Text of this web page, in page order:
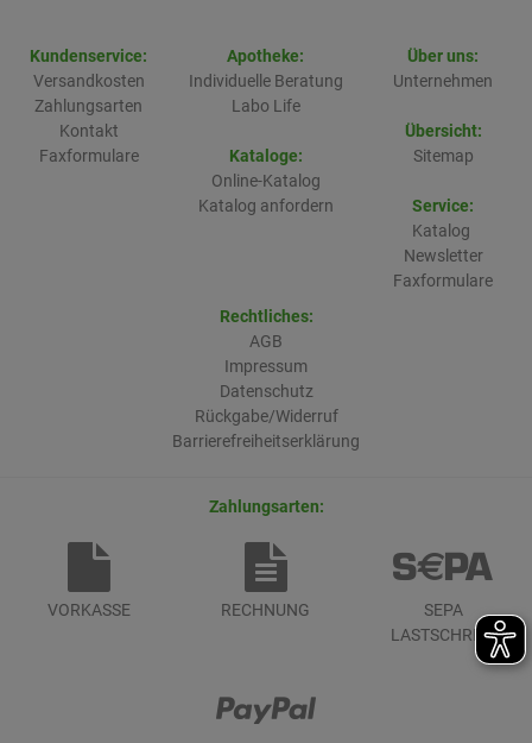
Kundenservice:
Versandkosten
Zahlungsarten
Kontakt
Faxformulare
Apotheke:
Individuelle Beratung
Labo Life
Kataloge:
Online-Katalog
Katalog anfordern
Über uns:
Unternehmen
Übersicht:
Sitemap
Service:
Katalog
Newsletter
Faxformulare
Rechtliches:
AGB
Impressum
Datenschutz
Rückgabe/Widerruf
Barrierefreiheitserklärung
Zahlungsarten:
VORKASSE RECHNUNG
SEPA
LASTSCHRIFT